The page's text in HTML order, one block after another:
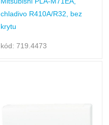
chladivo R410A/R32, bez
krytu
kód: 719.4473